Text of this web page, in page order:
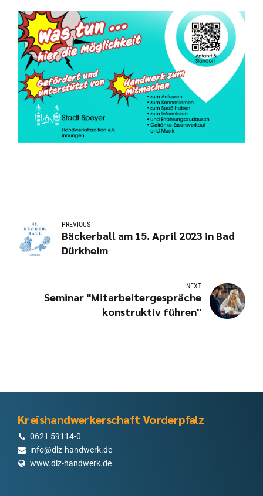
PREVIOUS
Bäckerball am 15. April 2023 in Bad
Dürkheim
NEXT
Seminar "Mitarbeitergespräche
konstruktiv führen"
Kreishandwerkerschaft Vorderpfalz
0621 59114-0
info@dlz-handwerk.de
www.dlz-handwerk.de